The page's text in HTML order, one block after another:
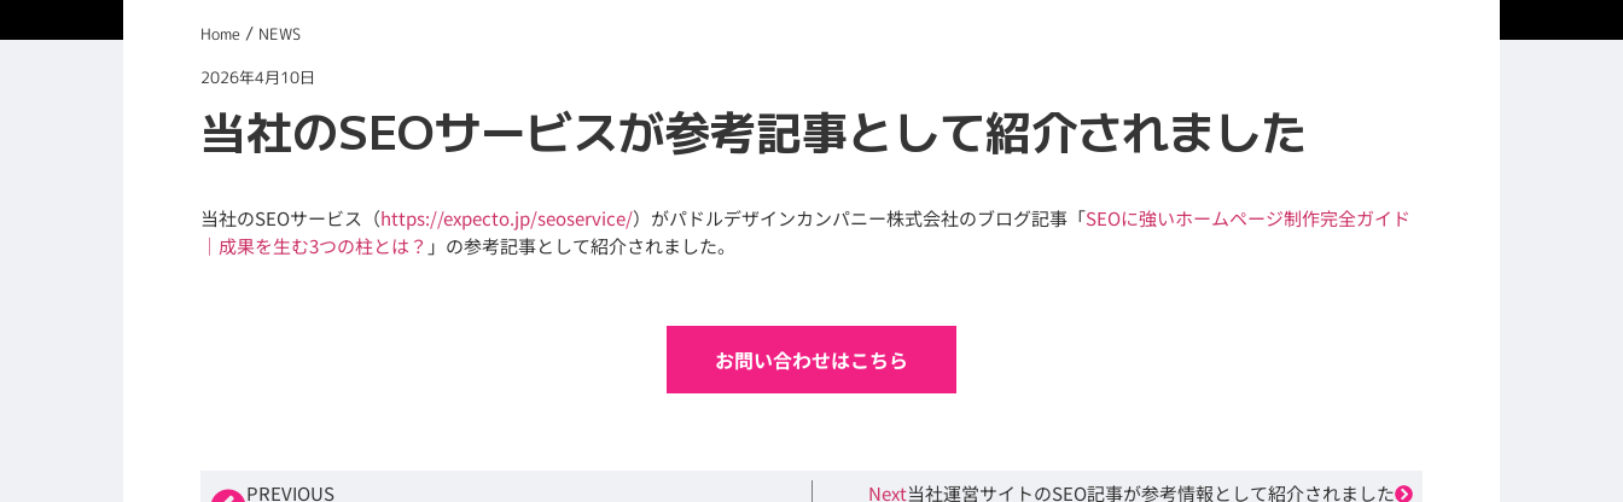
Home / NEWS
2026年4月10日
当社のSEOサービスが参考記事として紹介されました
当社のSEOサービス（https://expecto.jp/seoservice/）がパドルデザインカンパニー株式会社のブログ記事「SEOに強いホームページ制作完全ガイド
｜成果を生む3つの柱とは？ 」の参考記事として紹介されました。
お問い合わせはこちら
PREVIOUS Next当社運営サイトのSEO記事が参考情報として紹介されました